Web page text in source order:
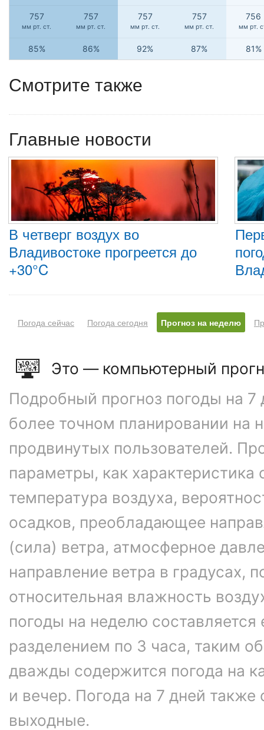
757
мм рт. ст.
757
мм рт. ст.
757
мм рт. ст.
757
мм рт. ст.
756
мм рт.
85% 86% 92% 87% 81%
Смотрите также
Главные новости
В четверг воздух во
Владивостоке прогреется до
+30°C
Погода сейчас Погода сегодня Прогноз на неделю
Это — компьютерный
Подробный прогноз погоды на 7
более точном планировании на
продвинутых пользователей.
параметры, как характеристика
температура воздуха,
осадков, преобладающее
(сила) ветра, атмосферное
направление ветра в градусах,
относительная влажность
погоды на неделю
разделением по 3 часа, таким
дважды содержится погода на
и вечер. Погода на 7 дней также
выходные.